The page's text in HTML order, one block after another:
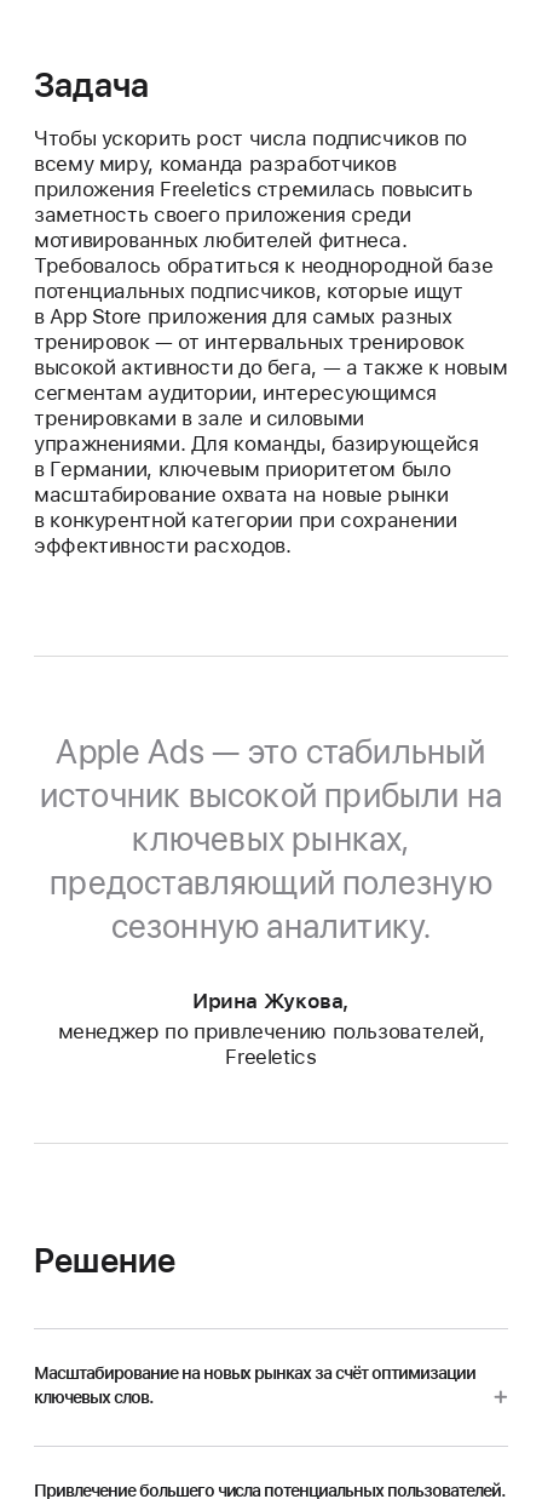
Задача
Чтобы ускорить рост числа подписчиков по
всему миру, команда разработчиков
приложения Freeletics стремилась повысить
заметность своего приложения среди
мотивированных любителей фитнеса.
Требовалось обратиться к неоднородной базе
потенциальных подписчиков, которые ищут
в App Store приложения для самых разных
тренировок — от интервальных тренировок
высокой активности до бега, — а также к новым
сегментам аудитории, интересующимся
тренировками в зале и силовыми
упражнениями. Для команды, базирующейся
в Германии, ключевым приоритетом было
масштабирование охвата на новые рынки
в конкурентной категории при сохранении
эффективности расходов.
Apple Ads — это стабильный
источник высокой прибыли на
ключевых рынках,
предоставляющий полезную
сезонную аналитику.
Ирина Жукова,
менеджер по привлечению пользователей,
Freeletics
Решение
Масштабирование на новых рынках за счёт оптимизации
ключевых слов.
Привлечение большего числа потенциальных пользователей.